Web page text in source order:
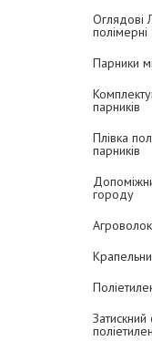
Оглядові
полімерні
Парники
парників
Плівка
парників
городу
Затискний